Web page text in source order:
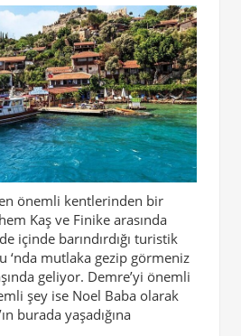
en önemli kentlerinden bir
Kaş ve Finike arasında
içinde barındırdığı turistik
‘nda mutlaka gezip görmeniz
geliyor. Demre’yi önemli
şey ise Noel Baba olarak
burada yaşadığına